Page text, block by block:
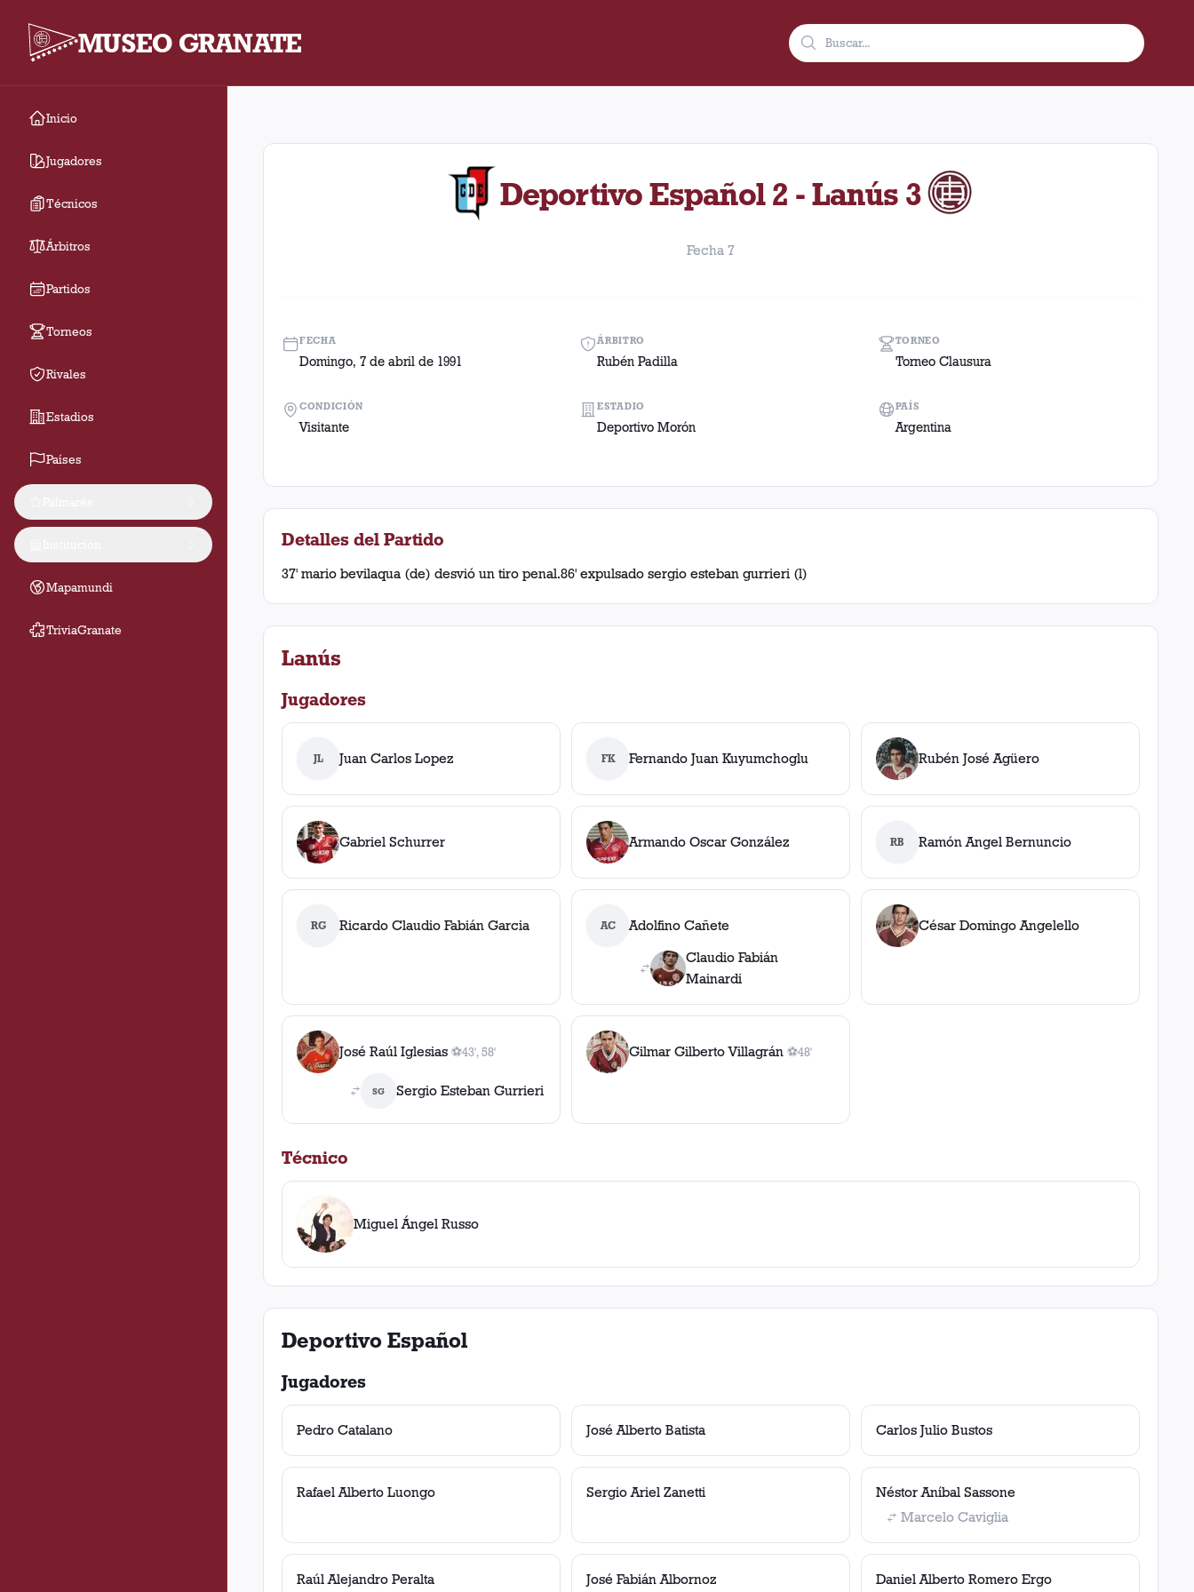
MUSEO GRANATE
Inicio
Jugadores
Técnicos
Árbitros
Partidos
Torneos
Rivales
Estadios
Países
Mapamundi
TriviaGranate
Fecha 7. Partido entre Lanús y Deportivo Español disputado el Domingo, 7 de abril de 1991 como visitante en el estadio Deportivo Morón
Deportivo Español 2 - Lanús 3
Fecha 7
FECHA
Domingo, 7 de abril de 1991
ÁRBITRO
Rubén Padilla
TORNEO
Torneo Clausura
CONDICIÓN
Visitante
ESTADIO
Deportivo Morón
PAÍS
Argentina
Detalles del Partido
37' mario bevilaqua (de) desvió un tiro penal.86' expulsado sergio esteban gurrieri (l)
Lanús
Jugadores
JL Juan Carlos Lopez FK Fernando Juan Kuyumchoglu Rubén José Agüero
Gabriel Schurrer Armando Oscar González RB Ramón Angel Bernuncio
RG Ricardo Claudio Fabián Garcia AC
Adolfino Cañete
Claudio Fabián
Mainardi
César Domingo Angelello
José Raúl Iglesias ⚽
2goles, 43', 58'
43', 58'
SG Sergio Esteban Gurrieri
Gilmar Gilberto Villagrán ⚽
1gol
48'
Técnico
Miguel Ángel Russo
Deportivo Español
Jugadores
Pedro Catalano José Alberto Batista Carlos Julio Bustos
Rafael Alberto Luongo Sergio Ariel Zanetti
Néstor Aníbal Sassone
Marcelo Caviglia
Raúl Alejandro Peralta José Fabián Albornoz
Daniel Alberto Romero Ergo